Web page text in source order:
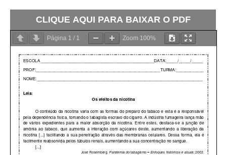
CLIQUE AQUI PARA BAIXAR O PDF
Página 1 / 1 Zoom 100%